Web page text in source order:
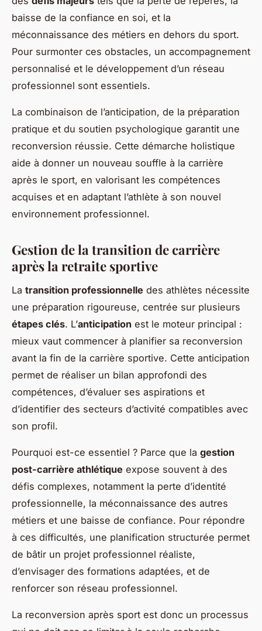
baisse de la confiance en soi, et la
méconnaissance des métiers en dehors du sport.
Pour surmonter ces obstacles, un accompagnement
personnalisé et le développement d’un réseau
professionnel sont essentiels.
La combinaison de l’anticipation, de la préparation
pratique et du soutien psychologique garantit une
reconversion réussie. Cette démarche holistique
aide à donner un nouveau souffle à la carrière
après le sport, en valorisant les compétences
acquises et en adaptant l’athlète à son nouvel
environnement professionnel.
Gestion de la transition de carrière
après la retraite sportive
La transition professionnelle des athlètes nécessite
une préparation rigoureuse, centrée sur plusieurs
étapes clés. L’anticipation est le moteur principal :
mieux vaut commencer à planifier sa reconversion
avant la fin de la carrière sportive. Cette anticipation
permet de réaliser un bilan approfondi des
compétences, d’évaluer ses aspirations et
d’identifier des secteurs d’activité compatibles avec
son profil.
Pourquoi est-ce essentiel ? Parce que la gestion
post-carrière athlétique expose souvent à des
défis complexes, notamment la perte d’identité
professionnelle, la méconnaissance des autres
métiers et une baisse de confiance. Pour répondre
à ces difficultés, une planification structurée permet
de bâtir un projet professionnel réaliste,
d’envisager des formations adaptées, et de
renforcer son réseau professionnel.
La reconversion après sport est donc un processus